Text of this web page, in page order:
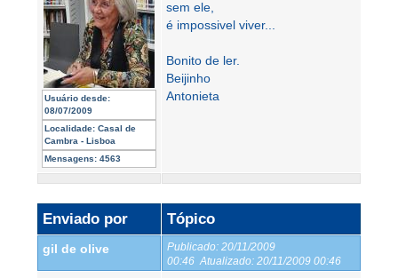
Usuário desde:
08/07/2009
Localidade: Casal de
Cambra - Lisboa
Mensagens: 4563
sem ele,
é impossivel viver...
Bonito de ler.
Beijinho
Antonieta
Enviado por Tópico
gil de olive Publicado: 20/11/2009
00:46 Atualizado: 20/11/2009 00:46